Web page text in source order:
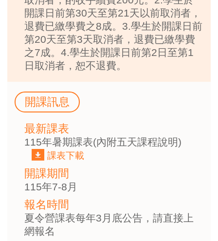
開課日前第30天至第21天以前取消者，
退費已繳學費之8成。3.學生於開課日前
第20天至第3天取消者，退費已繳學費
之7成。4.學生於開課日前第2日至第1
日取消者，恕不退費。
開課訊息
最新課表
115年暑期課表(內附五天課程說明)
課表下載
開課期間
115年7-8月
報名時間
夏令營課表每年3月底公告，請直接上
網報名